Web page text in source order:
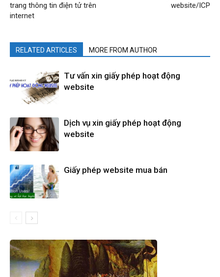
trang thông tin điện tử trên
internet
website/ICP
RELATED ARTICLES MORE FROM AUTHOR
Tư vấn xin giấy phép hoạt động
website
Dịch vụ xin giấy phép hoạt động
website
Giấy phép website mua bán